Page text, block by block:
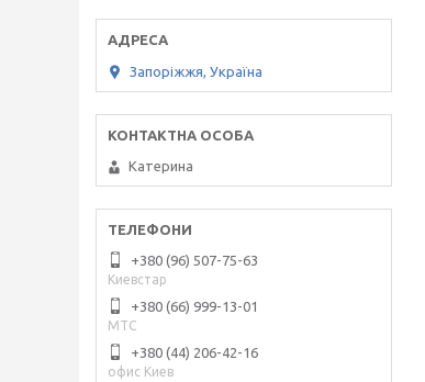
Запоріжжя, Україна
Катерина
+380 (96) 507-75-63
Киевстар
+380 (66) 999-13-01
МТС
+380 (44) 206-42-16
офис Киев